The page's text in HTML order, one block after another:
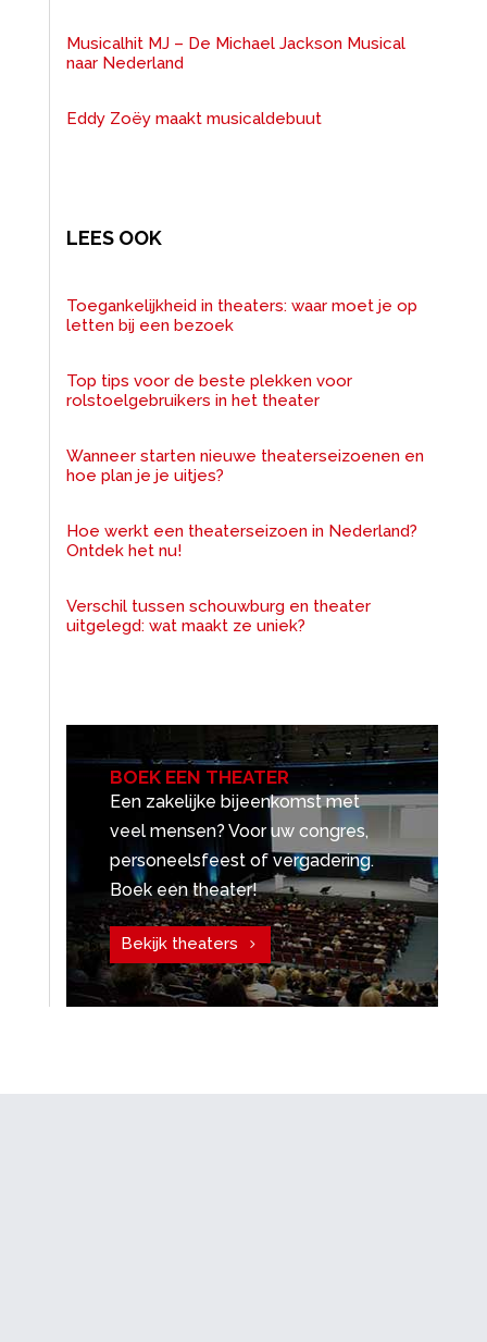
Musicalhit MJ – De Michael Jackson Musical
naar Nederland
Eddy Zoëy maakt musicaldebuut
LEES OOK
Toegankelijkheid in theaters: waar moet je op
letten bij een bezoek
Top tips voor de beste plekken voor
rolstoelgebruikers in het theater
Wanneer starten nieuwe theaterseizoenen en
hoe plan je je uitjes?
Hoe werkt een theaterseizoen in Nederland?
Ontdek het nu!
Verschil tussen schouwburg en theater
uitgelegd: wat maakt ze uniek?
BOEK EEN THEATER
Een zakelijke bijeenkomst met
veel mensen? Voor uw congres,
personeelsfeest of vergadering.
Boek een theater!
Bekijk theaters